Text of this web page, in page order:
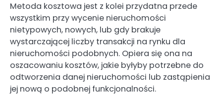
Metoda kosztowa jest z kolei przydatna przede
wszystkim przy wycenie nieruchomości
nietypowych, nowych, lub gdy brakuje
wystarczającej liczby transakcji na rynku dla
nieruchomości podobnych. Opiera się ona na
oszacowaniu kosztów, jakie byłyby potrzebne do
odtworzenia danej nieruchomości lub zastąpienia
jej nową o podobnej funkcjonalności.